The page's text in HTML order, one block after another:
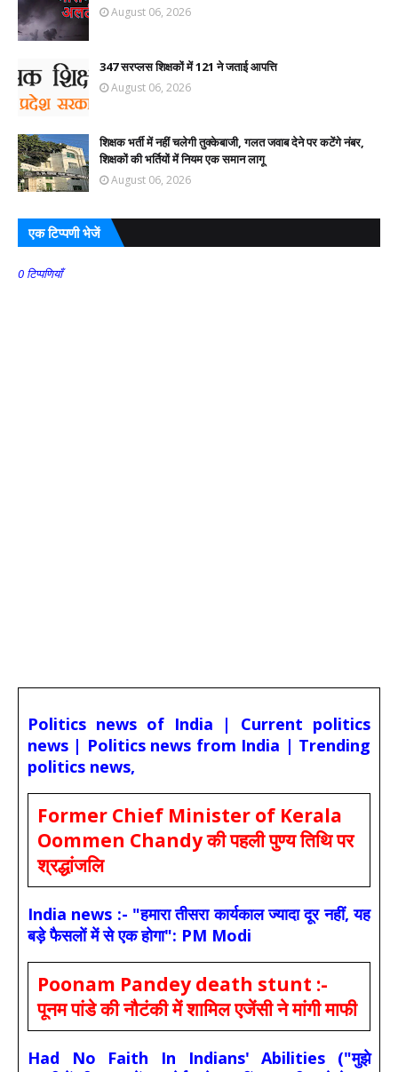
August 06, 2026
347 सरप्लस शिक्षकों में 121 ने जताई आपत्ति
August 06, 2026
शिक्षक भर्ती में नहीं चलेगी तुक्केबाजी, गलत जवाब देने पर कटेंगे नंबर,
शिक्षकों की भर्तियों में नियम एक समान लागू
August 06, 2026
एक टिप्पणी भेजें
0 टिप्पणियाँ
Politics news of India | Current politics
news | Politics news from India | Trending
politics news,
Former Chief Minister of Kerala
Oommen Chandy की पहली पुण्य तिथि पर
श्रद्धांजलि
India news :- "हमारा तीसरा कार्यकाल ज्यादा दूर नहीं, यह
बड़े फैसलों में से एक होगा": PM Modi
Poonam Pandey death stunt :-
पूनम पांडे की नौटंकी में शामिल एजेंसी ने मांगी माफी
Had No Faith In Indians' Abilities ("मुझे